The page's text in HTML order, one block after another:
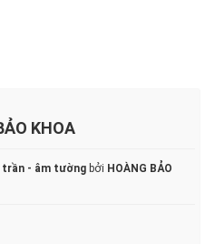
KHOA
trần - âm tường bởi HOÀNG BẢO